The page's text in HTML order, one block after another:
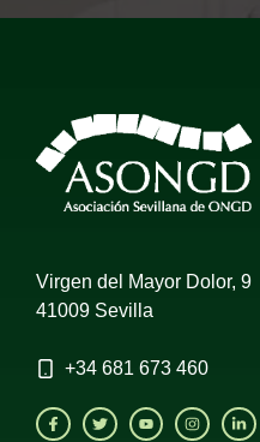
Virgen del Mayor Dolor, 9
41009 Sevilla
+34 681 673 460